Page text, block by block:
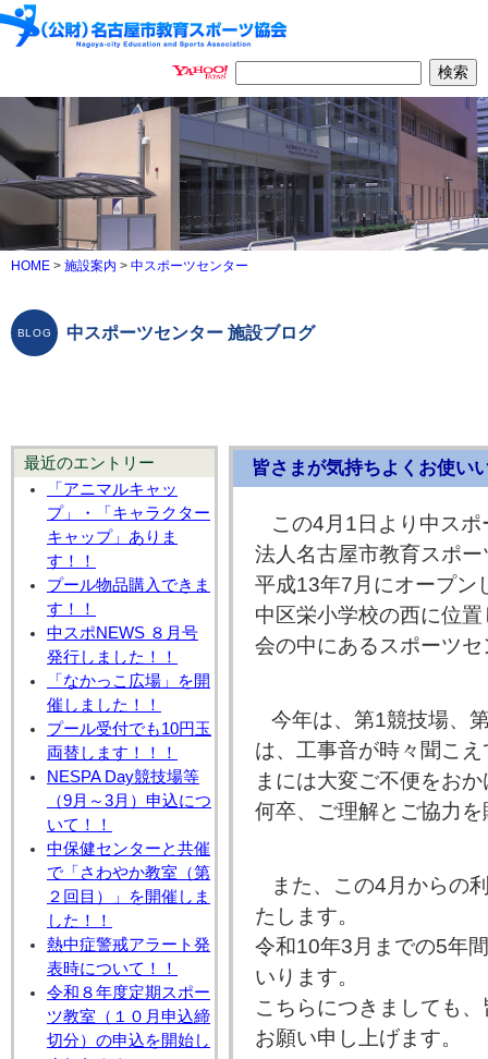
HOME > 施設案内 > 中スポーツセンター
中スポーツセンター 施設ブログ
最近のエントリー
「アニマルキャッ
プ」・「キャラクター
キャップ」ありま
す！！
プール物品購入できま
す！！
中スポNEWS ８月号
発行しました！！
「なかっこ広場」を開
催しました！！
プール受付でも10円玉
両替します！！！
NESPA Day競技場等
（9月～3月）申込につ
いて！！
中保健センターと共催
で「さわやか教室（第
２回目）」を開催しま
した！！
熱中症警戒アラート発
表時について！！
令和８年度定期スポー
ツ教室（１０月申込締
切分）の申込を開始し
皆さまが気持ちよくお使い
この4月1日より中ス
法人名古屋市教育スポ
平成13年7月にオープン
中区栄小学校の西に位
会の中にあるスポーツ
今年は、第1競技場、
は、工事音が時々聞こ
まには大変ご不便をお
何卒、ご理解とご協力
また、この4月からの
たします。
令和10年3月までの5年
いります。
こちらにつきましても
お願い申し上げます。